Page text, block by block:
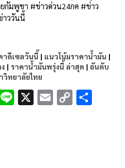
กัมพูชา #ข่าวด่วน24กค #ข่าว
าววันนี้
าดีเซลวันนี้ | แนวโน้มราคาน้ำมัน |
| ราคาน้ำมันพรุ่งนี้ ล่าสุด | อันดับ
วิทยาลัยไทย
Li X E C